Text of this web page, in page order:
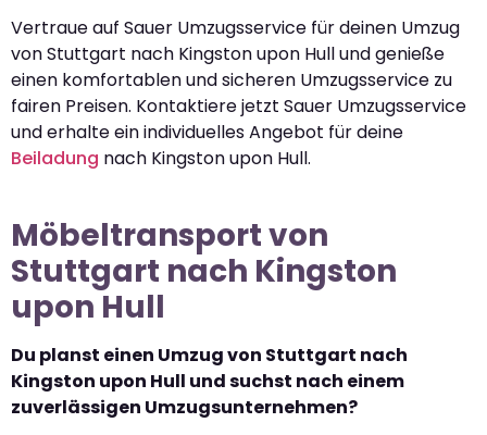
Vertraue auf Sauer Umzugsservice für deinen Umzug
von Stuttgart nach Kingston upon Hull und genieße
einen komfortablen und sicheren Umzugsservice zu
fairen Preisen. Kontaktiere jetzt Sauer Umzugsservice
und erhalte ein individuelles Angebot für deine
Beiladung nach Kingston upon Hull.
Möbeltransport von
Stuttgart nach Kingston
upon Hull
Du planst einen Umzug von Stuttgart nach
Kingston upon Hull und suchst nach einem
zuverlässigen Umzugsunternehmen?